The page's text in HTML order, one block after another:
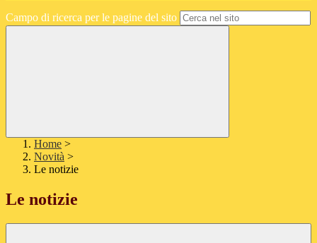
Campo di ricerca per le pagine del sito
Home >
Novità >
Le notizie
Le notizie